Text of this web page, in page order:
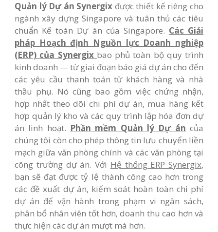
Quản lý Dự án Synergix được thiết kế riêng cho
ngành xây dựng Singapore và tuân thủ các tiêu
chuẩn Kế toán Dự án của Singapore. Các Giải
pháp Hoạch định Nguồn lực Doanh nghiệp
(ERP) của Synergix bao phủ toàn bộ quy trình
kinh doanh — từ giai đoạn báo giá dự án cho đến
các yêu cầu thanh toán từ khách hàng và nhà
thầu phụ. Nó cũng bao gồm việc chứng nhận,
hợp nhất theo dõi chi phí dự án, mua hàng kết
hợp quản lý kho và các quy trình lập hóa đơn dự
án linh hoạt. Phần mềm Quản lý Dự án của
chúng tôi còn cho phép thông tin lưu chuyển liền
mạch giữa văn phòng chính và các văn phòng tại
công trường dự án. Với Hệ thống ERP Synergix,
bạn sẽ đạt được tỷ lệ thành công cao hơn trong
các đề xuất dự án, kiểm soát hoàn toàn chi phí
dự án để vận hành trong phạm vi ngân sách,
phân bổ nhân viên tốt hơn, doanh thu cao hơn và
thực hiện các dự án mượt mà hơn.